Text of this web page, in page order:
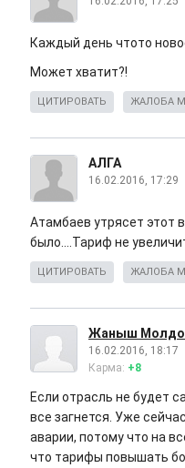
Каждый день чтото
Может хватит?!
ЦИТИРОВАТЬ ЖАЛОБА
АЛГА
16.02.2016, 17:29
Атамбаев утрясет этот
было....Тариф не
ЦИТИРОВАТЬ ЖАЛОБА
Жаныш
16.02.2016, 18:17
Карма: +8
Если отрасль не будет
все загнется. Уже
аварии, потому что на
что тарифы повышать